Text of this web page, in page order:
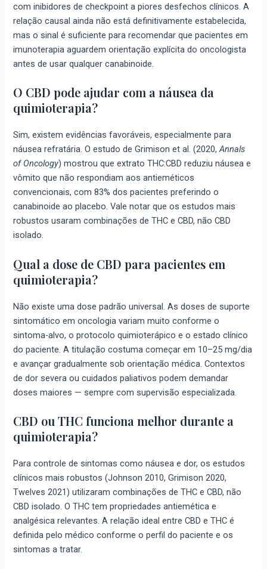
com inibidores de checkpoint a piores desfechos clínicos. A
relação causal ainda não está definitivamente estabelecida,
mas o sinal é suficiente para recomendar que pacientes em
imunoterapia aguardem orientação explícita do oncologista
antes de usar qualquer canabinoide.
O CBD pode ajudar com a náusea da
quimioterapia?
Sim, existem evidências favoráveis, especialmente para
náusea refratária. O estudo de Grimison et al. (2020,Annals
of Oncology) mostrou que extrato THC:CBD reduziu náusea e
vômito que não respondiam aos antieméticos
convencionais, com 83% dos pacientes preferindo o
canabinoide ao placebo. Vale notar que os estudos mais
robustos usaram combinações de THC e CBD, não CBD
isolado.
Qual a dose de CBD para pacientes em
quimioterapia?
Não existe uma dose padrão universal. As doses de suporte
sintomático em oncologia variam muito conforme o
sintoma-alvo, o protocolo quimioterápico e o estado clínico
do paciente. A titulação costuma começar em 10–25 mg/dia
e avançar gradualmente sob orientação médica. Contextos
de dor severa ou cuidados paliativos podem demandar
doses maiores — sempre com supervisão especializada.
CBD ou THC funciona melhor durante a
quimioterapia?
Para controle de sintomas como náusea e dor, os estudos
clínicos mais robustos (Johnson 2010, Grimison 2020,
Twelves 2021) utilizaram combinações de THC e CBD, não
CBD isolado. O THC tem propriedades antiemética e
analgésica relevantes. A relação ideal entre CBD e THC é
definida pelo médico conforme o perfil do paciente e os
sintomas a tratar.